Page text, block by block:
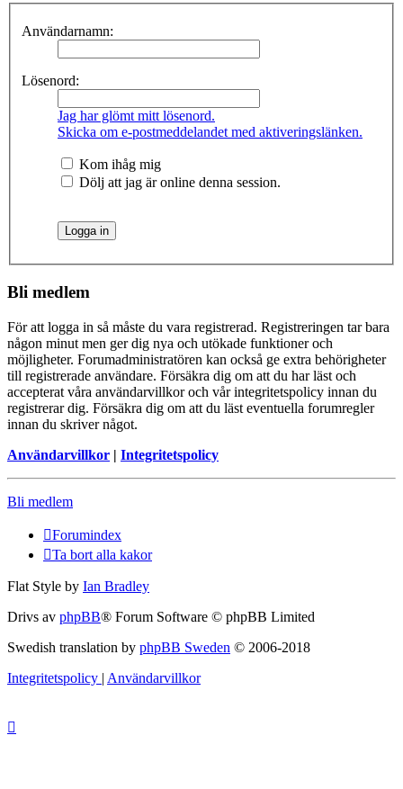
Användarnamn:
Lösenord:
Jag har glömt mitt lösenord.
Skicka om e-postmeddelandet med aktiveringslänken.
Kom ihåg mig
Dölj att jag är online denna session.
Bli medlem
För att logga in så måste du vara registrerad. Registreringen tar bara
någon minut men ger dig nya och utökade funktioner och
möjligheter. Forumadministratören kan också ge extra behörigheter
till registrerade användare. Försäkra dig om att du har läst och
accepterat våra användarvillkor och vår integritetspolicy innan du
registrerar dig. Försäkra dig om att du läst eventuella forumregler
innan du skriver något.
Användarvillkor | Integritetspolicy
Bli medlem
Forumindex
Ta bort alla kakor
Flat Style by Ian Bradley
Drivs av phpBB® Forum Software © phpBB Limited
Swedish translation by phpBB Sweden © 2006-2018
Integritetspolicy | Användarvillkor